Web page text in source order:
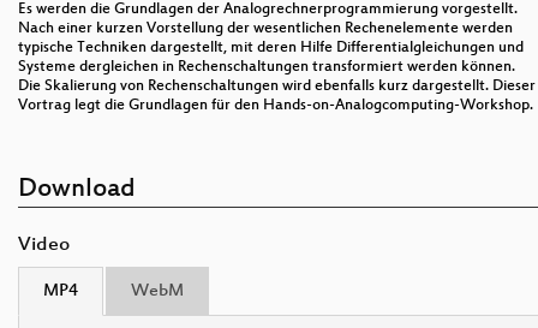
Es werden die Grundlagen der Analogrechnerprogrammierung vorgestellt.
Nach einer kurzen Vorstellung der wesentlichen Rechenelemente werden
typische Techniken dargestellt, mit deren Hilfe Differentialgleichungen und
Systeme dergleichen in Rechenschaltungen transformiert werden können.
Die Skalierung von Rechenschaltungen wird ebenfalls kurz dargestellt. Dieser
Vortrag legt die Grundlagen für den Hands-on-Analogcomputing-Workshop.
Download
Video
MP4 WebM